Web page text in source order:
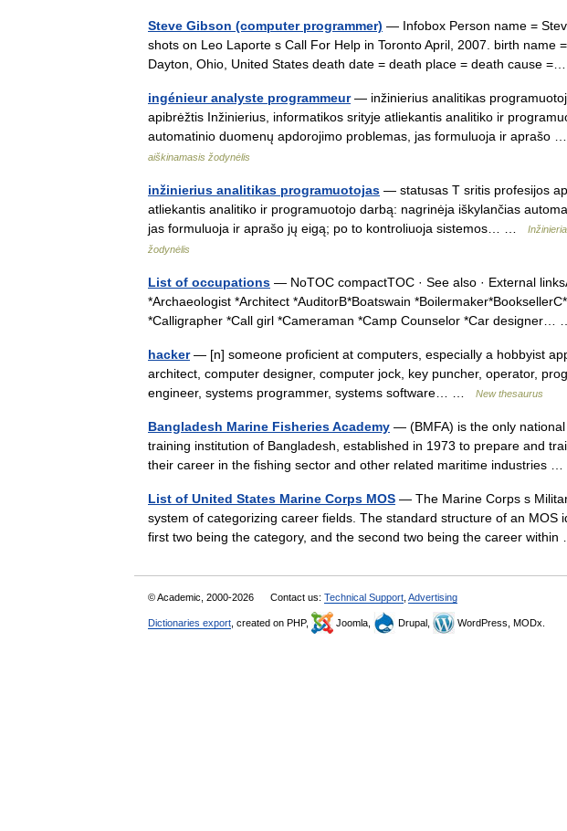
Steve Gibson (computer programmer) — Infobox Person name =
shots on Leo Laporte s Call For Help in Toronto April, 2007. birth name
Dayton, Ohio, United States death date = death place = death cause
ingénieur analyste programmeur— inžinierius analitikas
apibrėžtis Inžinierius, informatikos srityje atliekantis analitiko ir
automatinio duomenų apdorojimo problemas, jas formuluoja ir aprašo
aiškinamasis žodynėlis
inžinierius analitikas programuotojas — statusas T sritis profesijos
atliekantis analitiko ir programuotojo darbą: nagrinėja iškylančias
jas formuluoja ir aprašo jų eigą; po to kontroliuoja sistemos… …
žodynėlis
List of occupations — NoTOC compactTOC · See also · External
*Archaeologist *Architect *AuditorB*Boatswain
*Calligrapher *Call girl *Cameraman *Camp Counselor *Car
hacker— [n] someone proficient at computers, especially a hobbyist
architect, computer designer, computer jock, key puncher, operator,
engineer, systems programmer, systems software… …
New thesaurus
Bangladesh Marine Fisheries Academy — (BMFA) is the only
training institution of Bangladesh, established in 1973 to prepare and
their career in the fishing sector and other related maritime industries …
List of United States Marine Corps MOS — The Marine Corps s
system of categorizing career fields. The standard structure of an MOS
first two being the category, and the second two being the career
© Academic, 2000-2026 Contact us: Technical Support Advertising
Dictionaries export , created on PHP, Joomla, Drupal, WordPress, MODx.